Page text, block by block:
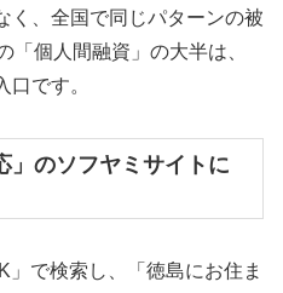
く、全国で同じパターンの被
個人間融資」の大半は、
です。
」のソフヤミサイトに
」で検索し、「徳島にお住ま